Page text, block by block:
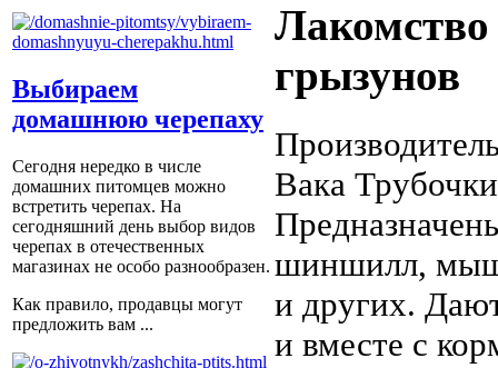
Выбираем
домашнюю черепаху
Сегодня нередко в числе
домашних питомцев можно
встретить черепах. На
сегодняшний день выбор видов
черепах в отечественных
магазинах не особо разнообразен.
Как правило, продавцы могут
предложить вам ...
грызунов
Вака
шиншилл,
и других.
и вместе с